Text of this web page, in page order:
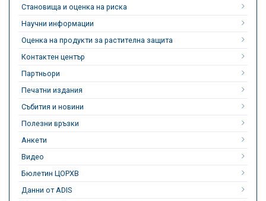
Становища и оценка на риска
Научни информации
Оценка на продукти за растителна защита
Контактен център
Партньори
Печатни издания
Събития и новини
Полезни връзки
Анкети
Видео
Бюлетин ЦОРХВ
Данни от ADIS